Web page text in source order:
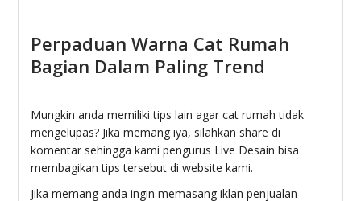
Perpaduan Warna Cat Rumah
Bagian Dalam Paling Trend
Mungkin anda memiliki tips lain agar cat rumah tidak
mengelupas? Jika memang iya, silahkan share di
komentar sehingga kami pengurus Live Desain bisa
membagikan tips tersebut di website kami.
Jika memang anda ingin memasang iklan penjualan